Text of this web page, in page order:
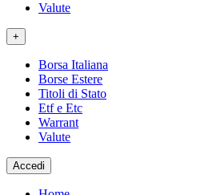
Valute
+
Borsa Italiana
Borse Estere
Titoli di Stato
Etf e Etc
Warrant
Valute
Accedi